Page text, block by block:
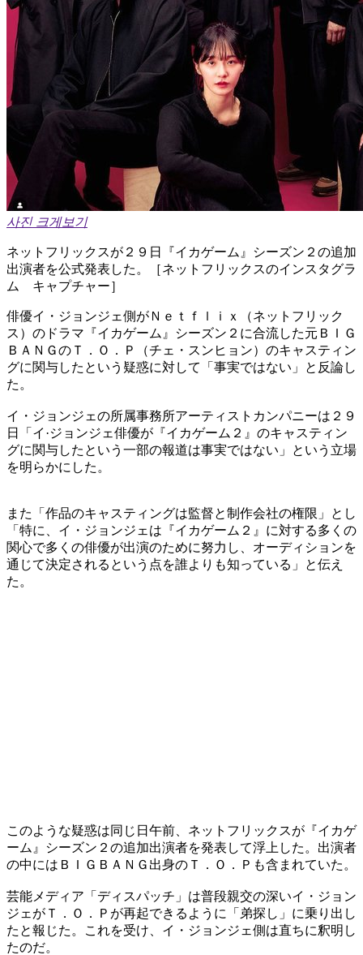
사진 크게보기
ネットフリックスが２９日『イカゲーム』シーズン２の追加
出演者を公式発表した。［ネットフリックスのインスタグラ
ム キャプチャー］
俳優イ・ジョンジェ側がＮｅｔｆｌｉｘ（ネットフリック
ス）のドラマ『イカゲーム』シーズン２に合流した元ＢＩＧ
ＢＡＮＧのＴ．Ｏ．Ｐ（チェ・スンヒョン）のキャスティン
グに関与したという疑惑に対して「事実ではない」と反論し
た。
イ・ジョンジェの所属事務所アーティストカンパニーは２９
日「イ·ジョンジェ俳優が『イカゲーム２』のキャスティン
グに関与したという一部の報道は事実ではない」という立場
を明らかにした。
また「作品のキャスティングは監督と制作会社の権限」とし
「特に、イ・ジョンジェは『イカゲーム２』に対する多くの
関心で多くの俳優が出演のために努力し、オーディションを
通じて決定されるという点を誰よりも知っている」と伝え
た。
このような疑惑は同じ日午前、ネットフリックスが『イカゲ
ーム』シーズン２の追加出演者を発表して浮上した。出演者
の中にはＢＩＧＢＡＮＧ出身のＴ．Ｏ．Ｐも含まれていた。
芸能メディア「ディスパッチ」は普段親交の深いイ・ジョン
ジェがＴ．Ｏ．Ｐが再起できるように「弟探し」に乗り出し
たと報じた。これを受け、イ・ジョンジェ側は直ちに釈明し
たのだ。